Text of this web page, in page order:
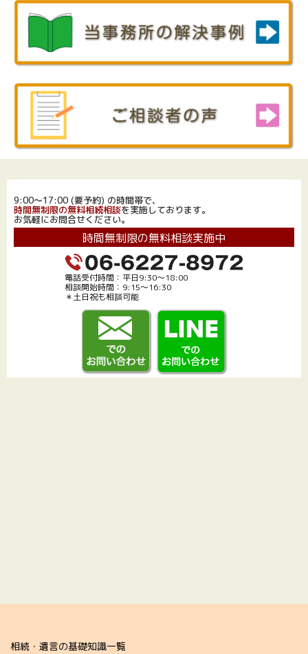
9:00～17:00 (要予約) の時間帯で、
時間無制限の無料相続相談を実施しております。
お気軽にお問合せください。
時間無制限の無料相談実施中
電話受付時間：平日9:30～18:00
相談開始時間：9:15～16:30
＊土日祝も相談可能
相続・遺言の基礎知識一覧